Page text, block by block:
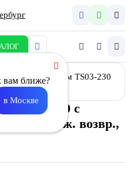
вам ближе?
в Москве
Z- 600х 600 с
c пруж. возвр.,